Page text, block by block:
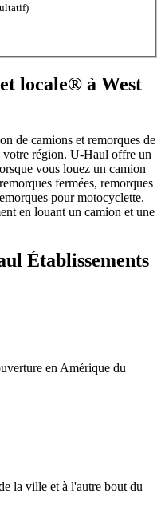
locale® à West
de camions et remorques de
votre région. U-Haul offre un
vous louez un camion
fermées, remorques
pour motocyclette.
en louant un camion et une
Établissements
en Amérique du
la ville et à l'autre bout du